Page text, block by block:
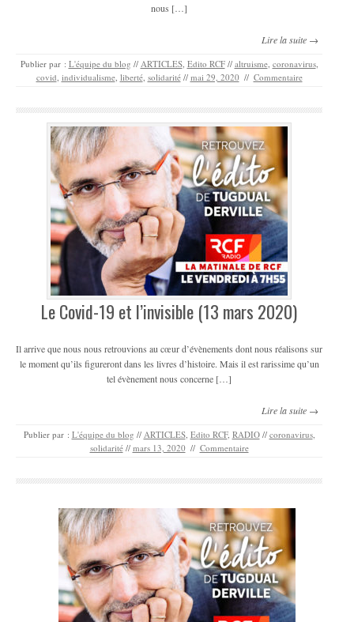
nous […]
Lire la suite →
Publier par : L'équipe du blog // ARTICLES, Edito RCF // altruisme, coronavirus,
covid individualisme, liberté, solidarité // mai 29, 2020 // Commentaire
Le Covid-19 et l’invisible (13 mars 2020)
Il arrive que nous nous retrouvions au cœur d’évènements dont nous réalisons sur
le moment qu’ils figureront dans les livres d’histoire. Mais il est rarissime qu’un
tel évènement nous concerne […]
Lire la suite →
Publier par : L'équipe du blog // ARTICLES, Edito RCF, RADIO // coronavirus,
solidarité // mars 13, 2020 // Commentaire